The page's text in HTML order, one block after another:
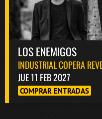
LOS ENEMIGOS
INDUSTRIAL COPERA
JUE 11 FEB 2027
COMPRAR ENTRADAS